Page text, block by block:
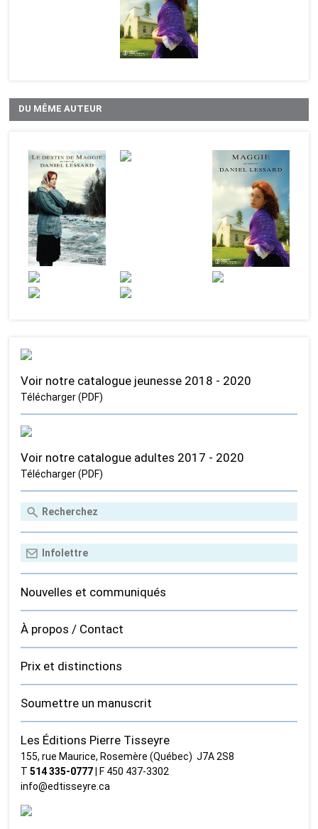
DU MÊME AUTEUR
Voir notre catalogue jeunesse 2018 - 2020
Télécharger (PDF)
Voir notre catalogue adultes 2017 - 2020
Télécharger (PDF)
Nouvelles et communiqués
À propos / Contact
Prix et distinctions
Soumettre un manuscrit
Les Éditions Pierre Tisseyre
155, rue Maurice, Rosemère (Québec) J7A 2S8
T514 335‑0777 | F 450 437‑3302
info@edtisseyre.ca